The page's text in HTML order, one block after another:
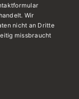
Wir
nicht an Dritte
missbraucht